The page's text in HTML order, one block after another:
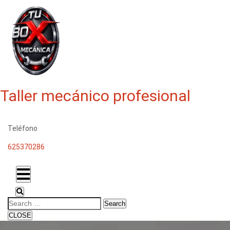
Taller mecánico profesional
Teléfono
625370286
Search
CLOSE